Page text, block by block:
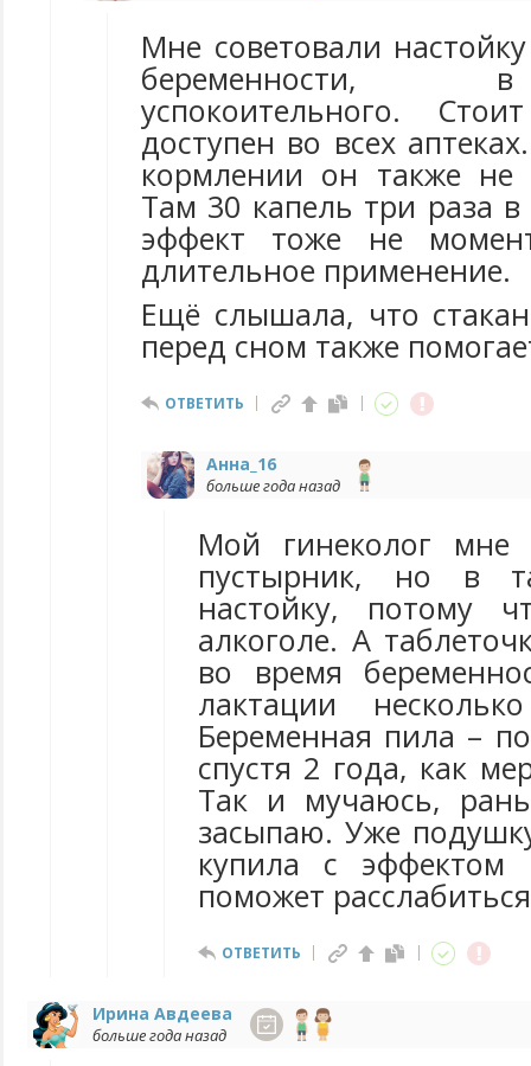
Мне советовали
беременности,
успокоительного.
доступен во всех
кормлении он также не
Там 30 капель три раза
эффект тоже не
длительное применение.
Ещё слышала, что
перед сном также
ОТВЕТИТЬ
Анна_16
больше года назад
Мой гинеколог мне
пустырник, но в
настойку, потому
алкоголе. А
во время
лактации
Беременная пила –
спустя 2 года, как
Так и мучаюсь,
засыпаю. Уже
купила с эффектом
поможет
ОТВЕТИТЬ
Ирина Авдеева
больше года назад